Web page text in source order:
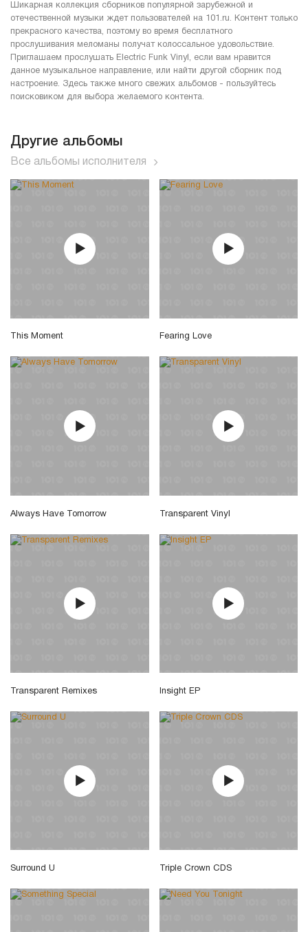
Шикарная коллекция сборников популярной зарубежной и
отечественной музыки ждет пользователей на 101.ru. Контент только
прекрасного качества, поэтому во время бесплатного
прослушивания меломаны получат колоссальное удовольствие.
Приглашаем прослушать Electric Funk Vinyl, если вам нравится
данное музыкальное направление, или найти другой сборник под
настроение. Здесь также много свежих альбомов - пользуйтесь
поисковиком для выбора желаемого контента.
Другие альбомы
Все альбомы исполнителя
This Moment Fearing Love
Always Have Tomorrow Transparent Vinyl
Transparent Remixes Insight EP
Surround U Triple Crown CDS